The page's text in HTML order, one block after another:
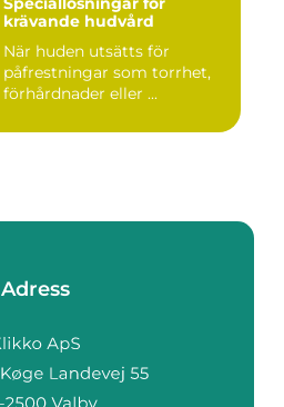
krävande hudvård
När huden utsätts för
påfrestningar som torrhet,
förhårdnader eller ...
Adress